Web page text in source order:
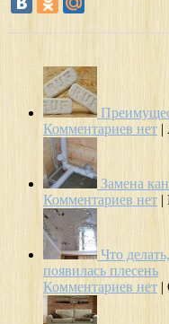
Комментариев нет |
Замена
Комментариев нет |
Что
появилась плесень
Комментариев нет |